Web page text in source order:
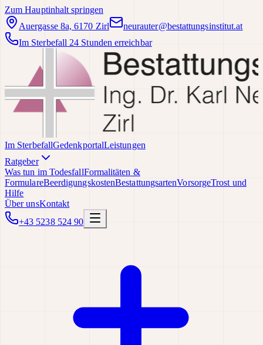
Zum Hauptinhalt springen
Auergasse 8a, 6170 Zirl
neurauter@bestattungsinstitut.at
Im Sterbefall 24 Stunden erreichbar
Im SterbefallGedenkportalLeistungen
Ratgeber
Was tun im TodesfallFormalitäten &
FormulareBeerdigungskostenBestattungsartenVorsorgeTrost und
Hilfe
Über unsKontakt
+43 5238 524 90